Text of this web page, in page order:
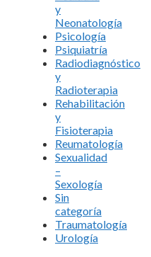
y
Neonatología
Psicología
Psiquiatría
Radiodiagnóstico
y
Radioterapia
Rehabilitación
y
Fisioterapia
Reumatología
Sexualidad
–
Sexología
Sin
categoría
Traumatología
Urología